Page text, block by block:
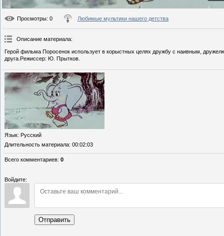
Просмотры: 0 Любимые мультики нашего детства
Описание материала:
Герой фильма Поросенок использует в корыстных целях дружбу с наивным,
друга.Режиссер: Ю. Прытков.
Язык: Русский
Длительность материала: 00:02:03
Всего комментариев: 0
Войдите:
Отправить